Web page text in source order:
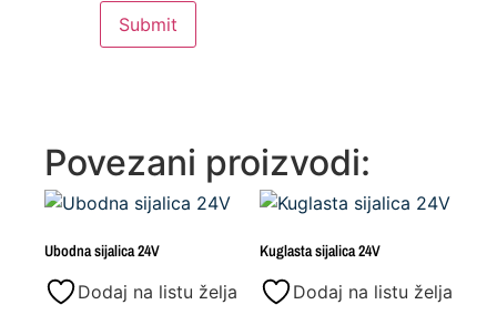
Povezani proizvodi:
Ubodna sijalica 24V
Dodaj na listu želja
Kuglasta sijalica 24V
Dodaj na listu želja